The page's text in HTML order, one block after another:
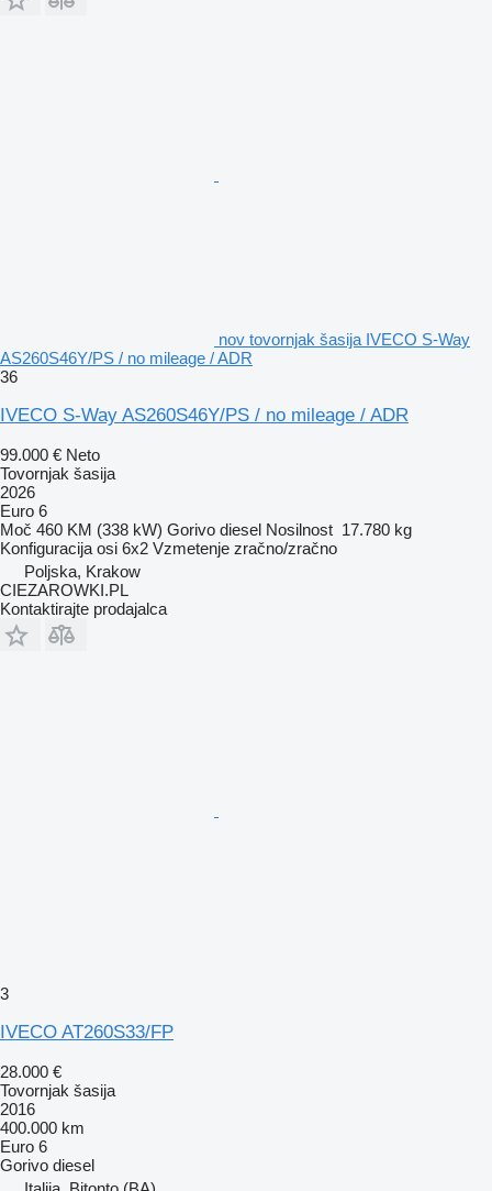
nov tovornjak šasija IVECO S-Way
AS260S46Y/PS / no mileage / ADR
36
IVECO S-Way AS260S46Y/PS / no mileage / ADR
99.000 € Neto
Tovornjak šasija
2026
Euro 6
Moč 460 KM (338 kW) Gorivo diesel Nosilnost 17.780 kg
Konfiguracija osi 6x2 Vzmetenje zračno/zračno
Poljska, Krakow
CIEZAROWKI.PL
Kontaktirajte prodajalca
3
IVECO AT260S33/FP
28.000 €
Tovornjak šasija
2016
400.000 km
Euro 6
Gorivo diesel